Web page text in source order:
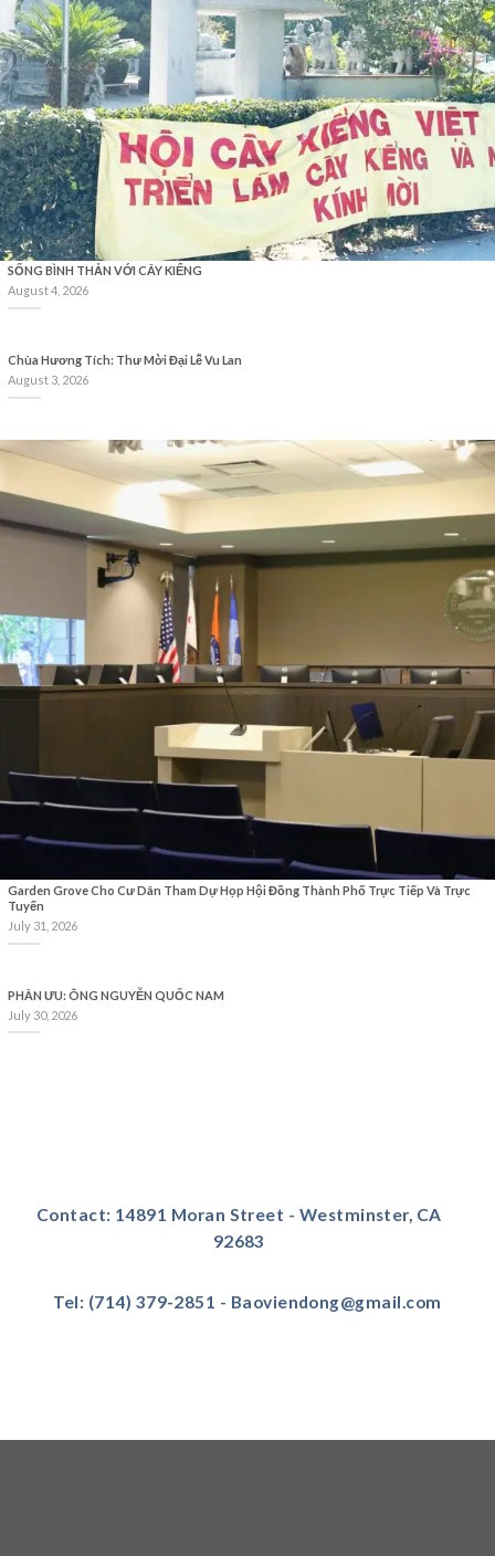
SỐNG BÌNH THẢN VỚI CÂY KIỂNG
August 4, 2026
Chùa Hương Tích: Thư Mời Đại Lễ Vu Lan
August 3, 2026
Garden Grove Cho Cư Dân Tham Dự Họp Hội Đồng Thành Phố Trực Tiếp Và Trực
Tuyến
July 31, 2026
PHÂN ƯU: ÔNG NGUYỄN QUỐC NAM
July 30, 2026
Contact: 14891 Moran Street - Westminster, CA
92683
Tel: (714) 379-2851 - Baoviendong@gmail.com